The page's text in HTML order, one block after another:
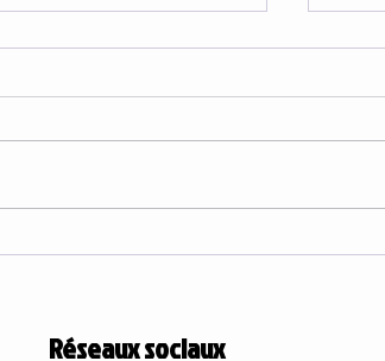
Réseaux sociaux